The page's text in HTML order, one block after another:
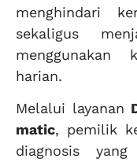
menghindari
sekaligus
menggunakan
harian.
Melalui layanan
matic, pemilik
diagnosis